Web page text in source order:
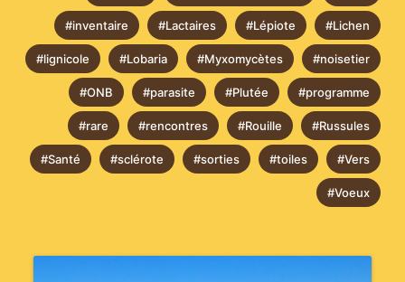
#inventaire #Lactaires #Lépiote #Lichen
#lignicole #Lobaria #Myxomycètes #noisetier
#ONB #parasite #Plutée #programme
#rare #rencontres #Rouille #Russules
#Santé #sclérote #sorties #toiles #Vers
#Voeux